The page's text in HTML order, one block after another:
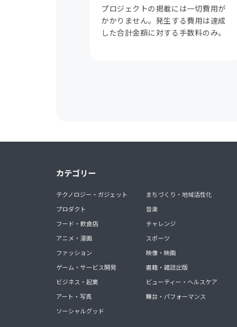
プロジェクトの掲載には一切費用が
かかりません。発生する費用は達成
した合計金額に対する手数料のみ。
カテゴリー
テクノロジー・ガジェット
プロダクト
フード・飲食店
アニメ・漫画
ファッション
ゲーム・サービス開発
ビジネス・起業
アート・写真
ソーシャルグッド
まちづくり・地域活性化
音楽
チャレンジ
スポーツ
映像・映画
書籍・雑誌出版
ビューティー・ヘルスケア
舞台・パフォーマンス